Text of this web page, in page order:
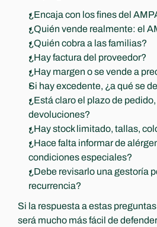
¿Encaja con los fines del
¿Quién vende realmente: el
¿Quién cobra a las familias?
¿Hay factura del proveedor?
¿Hay margen o se vende a
Si hay excedente, ¿a qué se
¿Está claro el plazo de
devoluciones?
¿Hay stock limitado, tallas,
¿Hace falta informar de
condiciones especiales?
¿Debe revisarlo una gestoría
recurrencia?
Si la respuesta a estas
será mucho más fácil de